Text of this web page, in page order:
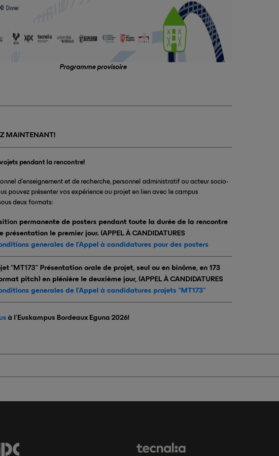
Programme provisoire
MAINTENANT!
pendant la rencontre!
d’enseignement et de recherche, personnel administratif ou acteur socio-
pouvez présenter vos expérience ou projet en lien avec le campus
deux formats:
permanente de posters pendant toute la durée de la rencontre
présentation le premier jour.(APPEL À CANDIDATURES
generales de l'Appel à candidatures pour des posters
“MT173” Présentation orale de projet, seul ou en binôme, en 173
pitch) en plénière le deuxième jour,(APPEL À CANDIDATURES
generales de l'Appel à candidatures projets “MT173”
à l'Euskampus Bordeaux Eguna 2026!